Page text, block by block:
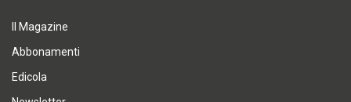
Il Magazine
Abbonamenti
Edicola